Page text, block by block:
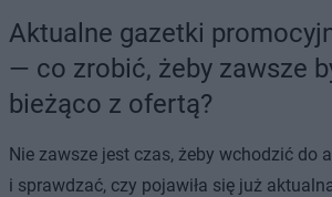
Aktualne gazetki
— co zrobić, żeby zawsze
bieżąco z ofertą?
Nie zawsze jest czas, żeby wchodzić do
i sprawdzać, czy pojawiła się już